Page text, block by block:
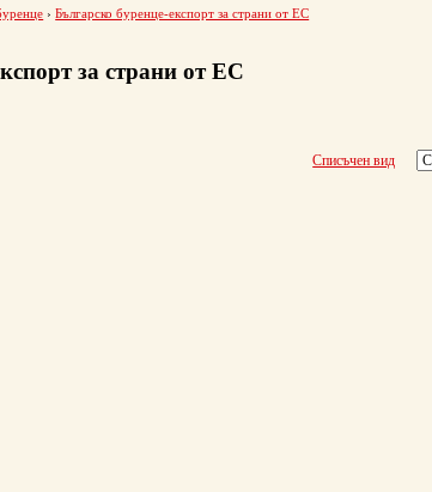
›Българско буренце-експорт за страни от ЕС
за страни от ЕС
Списъчен вид